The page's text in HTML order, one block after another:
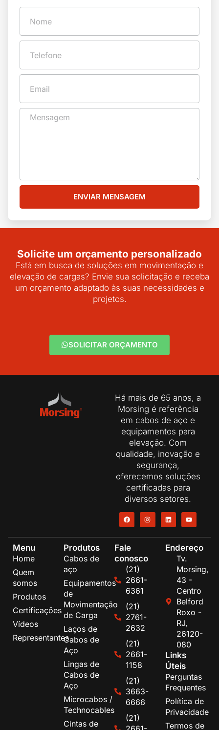
ENVIAR MENSAGEM
Solicite um orçamento personalizado
Está em busca de soluções em movimentação e
elevação de cargas? Envie sua solicitação e receba
um orçamento adaptado às suas necessidades e
projetos.
SOLICITAR ORÇAMENTO
Há mais de 65 anos, a
Morsing é referência
em cabos de aço e
equipamentos para
elevação. Com
qualidade, inovação e
segurança,
oferecemos soluções
certificadas para
diversos setores.
Menu
Home
Quem
somos
Produtos
Certificações
Vídeos
Representantes
Produtos
Cabos de
aço
Equipamentos
de
Movimentação
de Carga
Laços de
Cabos de
Aço
Lingas de
Cabos de
Aço
Microcabos /
Technocables
Cintas de
Fale
conosco
(21)
2661-
6361
(21)
2761-
2632
(21)
2661-
1158
(21)
3663-
6666
(21)
Endereço
Tv.
Morsing,
43 -
Centro
Belford
Roxo -
RJ,
26120-
080
Links
Úteis
Perguntas
Frequentes
Política de
Privacidade
Termos de